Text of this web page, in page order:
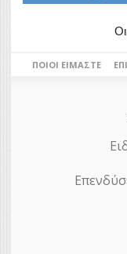
ΠΟΙΟΙ ΕΊΜΑΣΤΕ